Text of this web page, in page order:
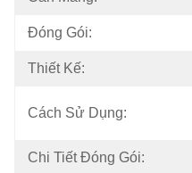
Đóng Gói:
Thiết Kế:
Cách Sử Dụng:
Chi Tiết Đóng Gói: